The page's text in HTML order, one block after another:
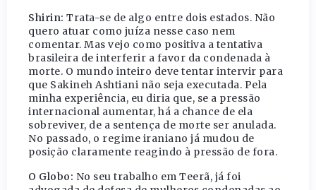
Shirin: Trata-se de algo entre dois estados. Não
quero atuar como juíza nesse caso nem
comentar. Mas vejo como positiva a tentativa
brasileira de interferir a favor da condenada à
morte. O mundo inteiro deve tentar intervir para
que Sakineh Ashtiani não seja executada. Pela
minha experiência, eu diria que, se a pressão
internacional aumentar, há a chance de ela
sobreviver, de a sentença de morte ser anulada.
No passado, o regime iraniano já mudou de
posição claramente reagindo à pressão de fora.
O Globo: No seu trabalho em Teerã, já foi